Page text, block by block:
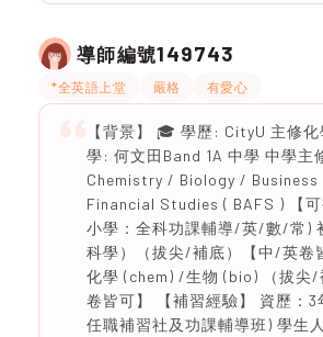
導師編號149743
*全英語上堂 嚴格 有愛心
【背景】 🎓 學歷: CityU 主修
學: 何文田Band 1A 中學 中學主
Chemistry / Biology / Business
Financial Studies ( BAFS ) 【可
小學：全科功課輔導/英/數/常)
科學）（拔尖/補底）【中/英卷
化學 (chem) /生物 (bio) （拔尖
卷皆可】 【補習經驗】 資歷：3
任職補習社及功課輔導班) 學生